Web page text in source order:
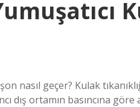
nasıl geçer? Kulak
dış ortamın basıncına